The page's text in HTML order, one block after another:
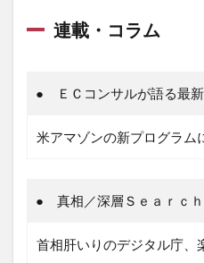
連載・コラム
● ＥＣコンサルが語る最新
米アマゾンの新プログラム
● 真相／深層Ｓｅａｒｃｈ
首相肝いりのデジタル庁、